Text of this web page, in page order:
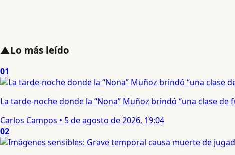
▲Lo más leído
01
La tarde-noche donde la “Nona” Muñoz brindó “una clase de
Carlos Campos • 5 de agosto de 2026, 19:04
02